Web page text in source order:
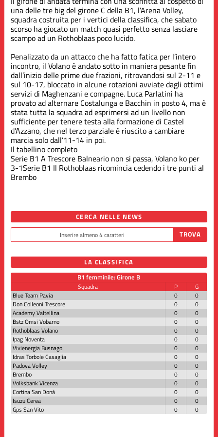
una delle tre big del girone C della B1, l’Arena Volley,
squadra costruita per i vertici della classifica, che sabato
scorso ha giocato un match quasi perfetto senza lasciare
scampo ad un Rothoblaas poco lucido.
Penalizzato da un attacco che ha fatto fatica per l’intero
incontro, il Volano è andato sotto in maniera pesante fin
dall’inizio delle prime due frazioni, ritrovandosi sul 2-11 e
sul 10-17, bloccato in alcune rotazioni avviate dagli ottimi
servizi di Maghenzani e compagne. Luca Parlatini ha
provato ad alternare Costalunga e Bacchin in posto 4, ma è
stata tutta la squadra ad esprimersi ad un livello non
sufficiente per tenere testa alla formazione di Castel
d’Azzano, che nel terzo parziale è riuscito a cambiare
marcia solo dall’11-14 in poi.
Il tabellino completo
Serie B1 A Trescore Balneario non si passa, Volano ko per
3-1Serie B1 Il Rothoblaas ricomincia cedendo i tre punti al
Brembo
CERCA NELLE NEWS
LA CLASSIFICA
B1 femminile: Girone B
Squadra P
G
Blue Team Pavia
0
0
Don Colleoni Trescore
0
0
Academy Valtellina
0
0
Bstz Omsi Vobarno
0
0
Rothoblaas Volano
0
0
Ipag Noventa
0
0
Vivienergia Busnago
0
0
Idras Torbole Casaglia
0
0
Padova Volley
0
0
Brembo
0
0
Volksbank Vicenza
0
0
Cortina San Donà
0
0
Isuzu Cerea
0
0
Gps San Vito
0 0